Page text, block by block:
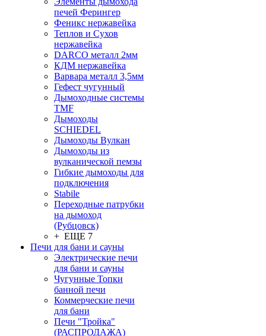
печей Ферингер
Феникс нержавейка
Теплов и Сухов
нержавейка
DARCO металл 2мм
КДМ нержавейка
Варвара металл 3,5мм
Гефест чугунный
Дымоходные системы
TMF
Дымоходы
SCHIEDEL
Дымоходы Вулкан
Дымоходы из
вулканической пемзы
Гибкие дымоходы для
подключения
Stabile
Переходные патрубки
на дымоход
(Рубцовск)
+ ЕЩЕ 7
Печи для бани и сауны
Электрические печи
для бани и сауны
Чугунные Топки
банной печи
Коммерческие печи
для бани
Печи "Тройка"
(РАСПРОДАЖА)